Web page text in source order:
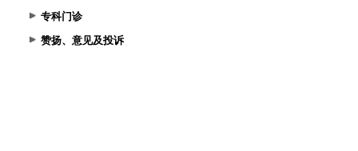
专科门诊
赞扬、意见及投诉